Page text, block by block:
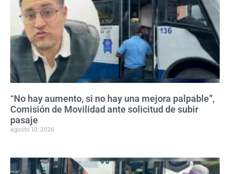
“No hay aumento, si no hay una mejora palpable”,
Comisión de Movilidad ante solicitud de subir
pasaje
agosto 10, 2026